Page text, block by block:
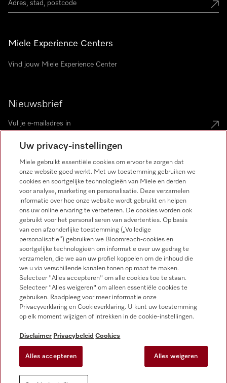
Miele Experience Centers
Vind jouw Miele Experience Center
Nieuwsbrief
Disclaimer
Algemene voorwaarden en informatie
Privacybeleid
Gebruiksvoorwaarden
Toegankelijkheidsverklaring
Digital Services Act
Cookie-instellingen
Miele op Instagram
Miele op Facebook
Miele op Youtube
Uw privacy-instellingen
Miele gebruikt essentiële cookies om ervoor te zorgen dat
onze website goed werkt. Met uw toestemming gebruiken we
cookies en soortgelijke technologieën van Miele en derden
voor analyse, marketing en personalisatie. Deze verzamelen
informatie over hoe onze website wordt gebruikt en helpen
ons uw online ervaring te verbeteren. De cookies worden ook
gebruikt voor het personaliseren van advertenties. Op basis
van een afzonderlijke toestemming („Volledige
personalisatie”) gebruiken we Bloomreach-cookies en
soortgelijke technologieën om informatie over uw gedrag te
verzamelen, die we aan uw profiel koppelen om de inhoud die
we u via verschillende kanalen tonen op maat te maken.
Selecteer "Alles accepteren" om alle cookies toe te staan.
Selecteer "Alles weigeren" om alleen essentiële cookies te
gebruiken. Raadpleeg voor meer informatie onze
Privacyverklaring en Cookieverklaring. U kunt uw toestemming
op elk moment wijzigen of intrekken in de cookie-instellingen.
Disclaimer Privacybeleid Cookies
Alles accepteren Alles weigeren